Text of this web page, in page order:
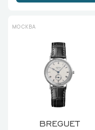
МОСКВА
BREGUET